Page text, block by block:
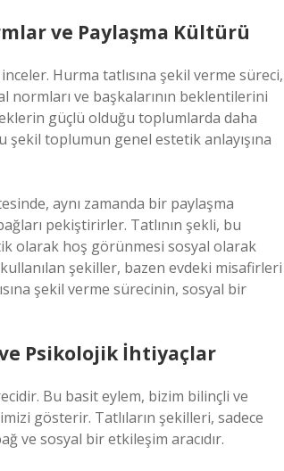
ve Paylaşma Kültürü
Hurma tatlısına şekil verme süreci,
ve başkalarının beklentilerini
güçlü olduğu toplumlarda daha
şekil toplumun genel estetik anlayışına
aynı zamanda bir paylaşma
pekiştirirler. Tatlının şekli, bu
olarak hoş görünmesi sosyal olarak
şekiller, bazen evdeki misafirleri
şekil verme sürecinin, sosyal bir
Psikolojik İhtiyaçlar
Bu basit eylem, bizim bilinçli ve
gösterir. Tatlıların şekilleri, sadece
ve sosyal bir etkileşim aracıdır.